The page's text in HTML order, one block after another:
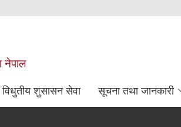
नेपाल
विधुतीय शुसासन सेवा सूचना तथा जानकारी